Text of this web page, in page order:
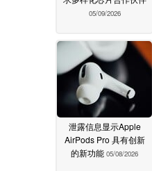
05/09/2026
泄露信息显示Apple
AirPods Pro 具有创新
的新功能 05/08/2026